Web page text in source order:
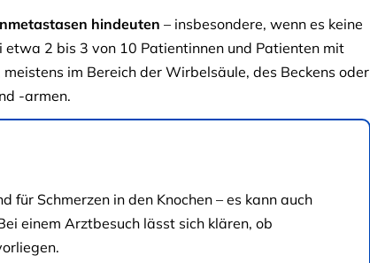
hindeuten – insbesondere, wenn es keine
2 bis 3 von 10 Patientinnen und Patienten mit
im Bereich der Wirbelsäule, des Beckens oder
-armen.
für Schmerzen in den Knochen – es kann auch
einem Arztbesuch lässt sich klären, ob